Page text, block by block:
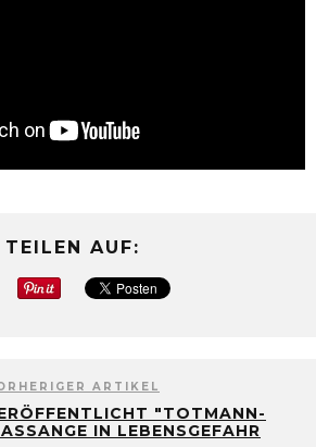
TEILEN AUF:
ARTIKEL
"TOTMANN-
IN LEBENSGEFAHR